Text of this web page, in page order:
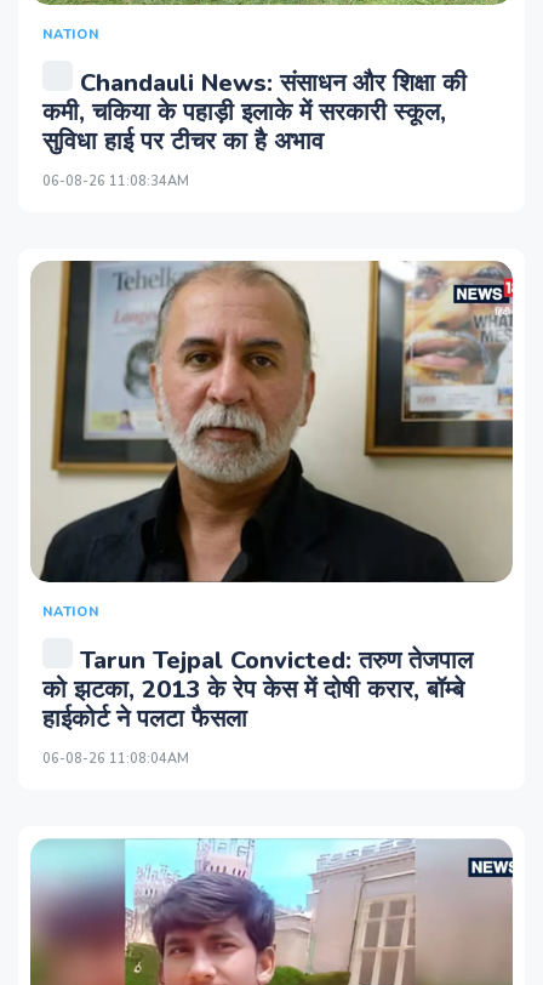
NATION
Chandauli News: संसाधन और शिक्षा की
कमी, चकिया के पहाड़ी इलाके में सरकारी स्कूल,
सुविधा हाई पर टीचर का है अभाव
06-08-26 11:08:34AM
NATION
Tarun Tejpal Convicted: तरुण तेजपाल
को झटका, 2013 के रेप केस में दोषी करार, बॉम्बे
हाईकोर्ट ने पलटा फैसला
06-08-26 11:08:04AM